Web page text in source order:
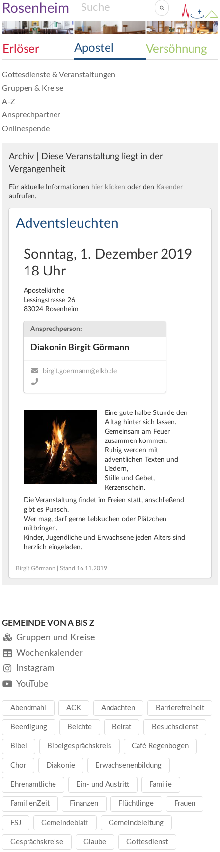
Rosenheim
Erlöser Apostel Versöhnung
Gottesdienste & Veranstaltungen
Gruppen & Kreise
A-Z
Ansprechpartner
Onlinespende
Archiv | Diese Veranstaltung liegt in der
Vergangenheit
Für aktuelle Informationen hier klicken oder den Kalender
aufrufen.
Adventsleuchten
Sonntag, 1. Dezember 2019
18 Uhr
Apostelkirche
Lessingstrasse 26
83024 Rosenheim
Ansprechperson:
Diakonin Birgit Görmann
birgit.goermann@elkb.de
Eine gute halbe Stunde den
Alltag hinter sich lassen.
Gemeinsam am Feuer
zusammen kommen.
Ruhig werden mit
adventlichen Texten und
Liedern,
Stille und Gebet,
Kerzenschein.
Die Veranstaltung findet im Freien statt, anschließend
gibt es Punsch.
Wer mag, darf gerne Lebkuchen oder Plätzchen
mitbringen.
Kinder, Jugendliche und Erwachsene jeden Alters sind
herzlich eingeladen.
Birgit Görmann | Stand 16.11.2019
GEMEINDE VON A BIS Z
Gruppen und Kreise
Wochenkalender
Instagram
YouTube
Abendmahl ACK Andachten Barrierefreiheit
Beerdigung Beichte Beirat Besuchsdienst
Bibel Bibelgesprächskreis Café Regenbogen
Chor Diakonie Erwachsenenbildung
Ehrenamtliche Ein- und Austritt Familie
FamilienZeit Finanzen Flüchtlinge Frauen
FSJ Gemeindeblatt Gemeindeleitung
Gesprächskreise Glaube Gottesdienst